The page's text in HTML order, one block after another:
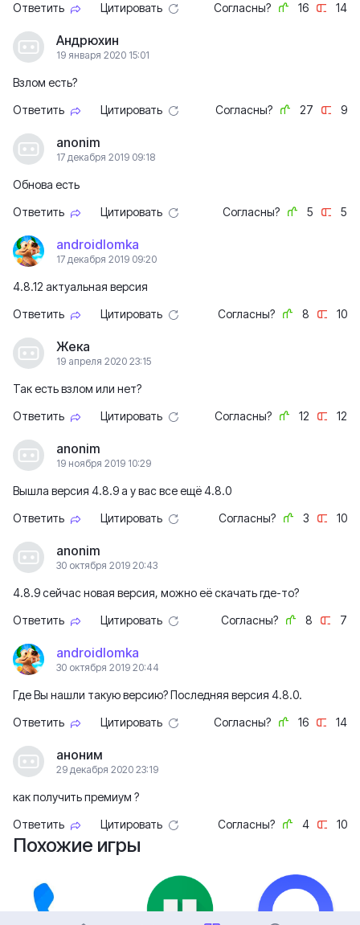
Ответить
Цитировать Согласны? 16 14
Андрюхин
19 января 2020 15:01
Взлом есть?
Ответить
Цитировать Согласны? 27 9
anonim
17 декабря 2019 09:18
Обнова есть
Ответить
Цитировать Согласны? 5 5
androidlomka
17 декабря 2019 09:20
4.8.12 актуальная версия
Ответить
Цитировать Согласны? 8 10
Жека
19 апреля 2020 23:15
Так есть взлом или нет?
Ответить
Цитировать Согласны? 12 12
anonim
19 ноября 2019 10:29
Вышла версия 4.8.9 а у вас все ещё 4.8.0
Ответить
Цитировать Согласны? 3 10
anonim
30 октября 2019 20:43
4.8.9 сейчас новая версия, можно её скачать где-то?
Ответить
Цитировать Согласны? 8 7
androidlomka
30 октября 2019 20:44
Где Вы нашли такую версию? Последняя версия 4.8.0.
Ответить
Цитировать Согласны? 16 14
аноним
29 декабря 2020 23:19
как получить премиум ?
Ответить
Цитировать Согласны? 4 10
Похожие игры